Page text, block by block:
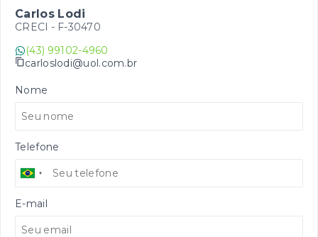
Carlos Lodi
CRECI - F-30470
(43) 99102-4960
carloslodi@uol.com.br
Nome
Telefone
E-mail